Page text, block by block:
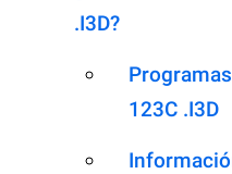
.I3D?
123C .I3D